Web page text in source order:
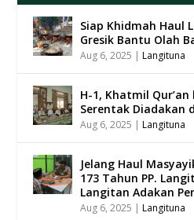
Siap Khidmah Haul
Gresik Bantu Olah
Aug 6, 2025 |Langituna
H-1, Khatmil Qur’an
Serentak Diadakan
Aug 6, 2025 |Langituna
Jelang Haul
173 Tahun PP.
Langitan Adakan
Aug 6, 2025 |Langituna